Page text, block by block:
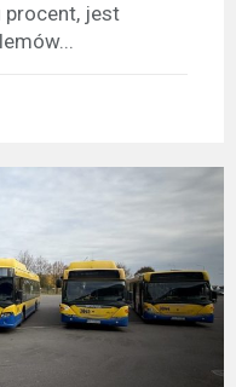
procent, jest